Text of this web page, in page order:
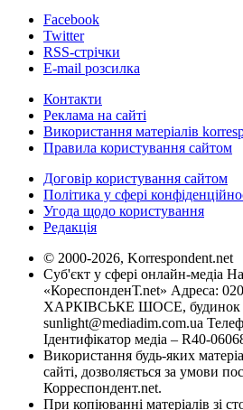
Facebook
Twitter
RSS-стрічки
E-mail розсилка
Контакти
Реклама на сайті
Використання матеріалів
Правила користування сайтом
Договір користування сайтом
Політика у сфері
Угода щодо користування
Редакція
© 2000-2026, Korrespondent.net
Суб'єкт у сфері онлайн-медіа
«КореспонденТ.net» Адреса:
ХАРКІВСЬКЕ ШОСЕ, будинок
sunlight@mediadim.com.ua
Ідентифікатор медіа – R40-
Використання будь-яких
сайті, дозволяється за умови
Корреспондент.net.
При копіюванні матеріалів зі